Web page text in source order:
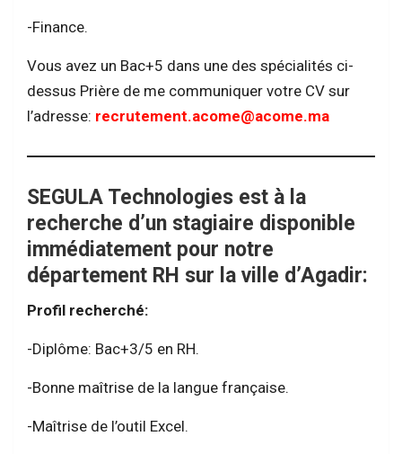
-Finance.
Vous avez un Bac+5 dans une des spécialités ci-
dessus Prière de me communiquer votre CV sur
l’adresse: recrutement.acome@acome.ma
SEGULA Technologies est à la
recherche d’un stagiaire disponible
immédiatement pour notre
département RH sur la ville d’Agadir:
Profil recherché:
-Diplôme: Bac+3/5 en RH.
-Bonne maîtrise de la langue française.
-Maîtrise de l’outil Excel.